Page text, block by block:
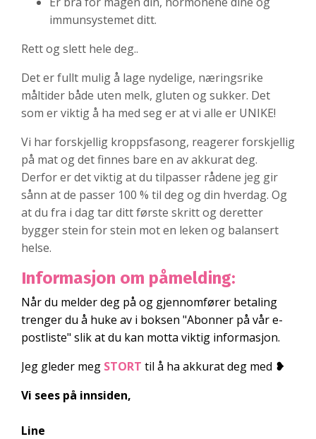
immunsystemet ditt.
Rett og slett hele deg..
Det er fullt mulig å lage nydelige, næringsrike
måltider både uten melk, gluten og sukker. Det
som er viktig å ha med seg er at vi alle er UNIKE!
Vi har forskjellig kroppsfasong, reagerer forskjellig
på mat og det finnes bare en av akkurat deg.
Derfor er det viktig at du tilpasser rådene jeg gir
sånn at de passer 100 % til deg og din hverdag. Og
at du fra i dag tar ditt første skritt og deretter
bygger stein for stein mot en leken og balansert
helse.
Informasjon om påmelding:
Når du melder deg på og gjennomfører betaling
trenger du å huke av i boksen "Abonner på vår e-
postliste" slik at du kan motta viktig informasjon.
Jeg gleder meg STORT til å ha akkurat deg med ❥
Vi sees på innsiden,
Line